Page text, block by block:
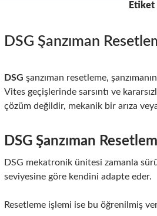
Etiket
DSG Şanzıman
DSG şanzıman resetleme,
Vites geçişlerinde sarsıntı ve
çözüm değildir, mekanik bir arıza
DSG Şanzıman
DSG mekatronik ünitesi zamanla
seviyesine göre kendini adapte eder.
Resetleme işlemi ise bu öğrenilmiş